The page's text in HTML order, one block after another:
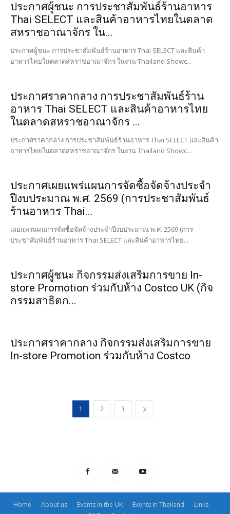
ประกาศผู้ชนะ การประชาสัมพันธ์ร้านอาหาร
Thai SELECT และสินค้าอาหารไทยในตลาด
สหราชอาณาจักร ใน...
ประกาศผู้ชนะ การประชาสัมพันธ์ร้านอาหาร Thai SELECT และสินค้า
อาหารไทยในตลาดสหราชอาณาจักร ในงาน Thailand Showc...
ประกาศราคากลาง การประชาสัมพันธ์ร้าน
อาหาร Thai SELECT และสินค้าอาหารไทย
ในตลาดสหราชอาณาจักร ...
ประกาศราคากลาง การประชาสัมพันธ์ร้านอาหาร Thai SELECT และสินค้า
อาหารไทยในตลาดสหราชอาณาจักร ในงาน Thailand Showc...
ประกาศเผยแพร่แผนการจัดซื้อจัดจ้างประจำ
ปีงบประมาณ พ.ศ. 2569 (การประชาสัมพันธ์
ร้านอาหาร Thai...
เผยแพร่แผนการจัดซื้อจัดจ้างประจำปีงบประมาณ พ.ศ. 2569 (การ
ประชาสัมพันธ์ร้านอาหาร Thai SELECT และสินค้าอาหารไทย...
ประกาศผู้ชนะ กิจกรรมส่งเสริมการขาย In-
store Promotion ร่วมกับห้าง Costco UK (กิจ
กรรมสาธิตก...
ประกาศราคากลาง กิจกรรมส่งเสริมการขาย
In-store Promotion ร่วมกับห้าง Costco
1 2 3
Home About us Events in the UK Events in Thailand
Links